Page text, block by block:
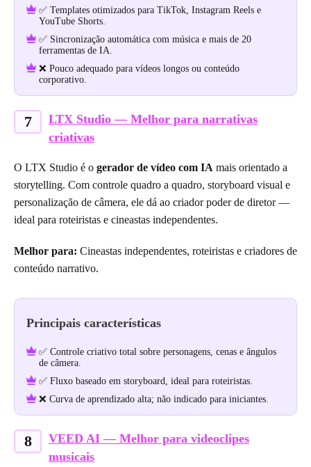
✅ Templates otimizados para TikTok, Instagram Reels e
YouTube Shorts.
✅ Sincronização automática com música e mais de 20
ferramentas de IA.
❌ Pouco adequado para vídeos longos ou conteúdo
corporativo.
7
LTX Studio — Melhor para narrativas
criativas
O LTX Studio é o gerador de vídeo com IA mais orientado a
storytelling. Com controle quadro a quadro, storyboard visual e
personalização de câmera, ele dá ao criador poder de diretor —
ideal para roteiristas e cineastas independentes.
Melhor para: Cineastas independentes, roteiristas e criadores de
conteúdo narrativo.
Principais características
✅ Controle criativo total sobre personagens, cenas e ângulos
de câmera.
✅ Fluxo baseado em storyboard, ideal para roteiristas.
❌ Curva de aprendizado alta; não indicado para iniciantes.
8
VEED AI — Melhor para videoclipes
musicais